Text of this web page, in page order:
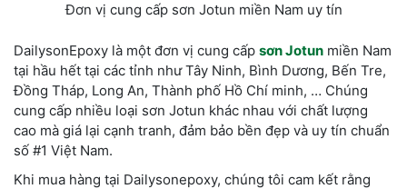
Đơn vị cung cấp sơn Jotun miền Nam uy tín
DailysonEpoxy là một đơn vị cung cấp sơn Jotun miền Nam
tại hầu hết tại các tỉnh như Tây Ninh, Bình Dương, Bến Tre,
Đồng Tháp, Long An, Thành phố Hồ Chí minh, … Chúng
cung cấp nhiều loại sơn Jotun khác nhau với chất lượng
cao mà giá lại cạnh tranh, đảm bảo bền đẹp và uy tín chuẩn
số #1 Việt Nam.
Khi mua hàng tại Dailysonepoxy, chúng tôi cam kết rằng